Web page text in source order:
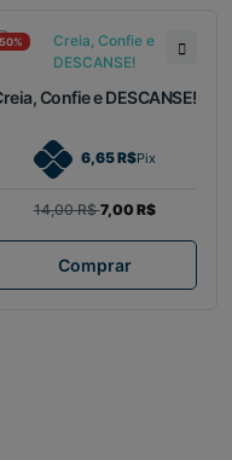
50%
Confie e DESCANSE!
6,65 R$Pix
14,00 R$7,00 R$
Comprar